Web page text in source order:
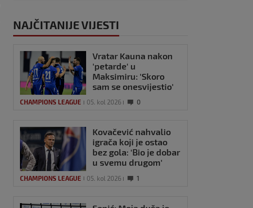
NAJČITANIJE VIJESTI
Vratar Kauna nakon
'petarde' u
Maksimiru: 'Skoro
sam se onesvijestio'
CHAMPIONS LEAGUE 05. kol 2026 0
Kovačević nahvalio
igrača koji je ostao
bez gola: 'Bio je dobar
u svemu drugom'
CHAMPIONS LEAGUE 05. kol 2026 1